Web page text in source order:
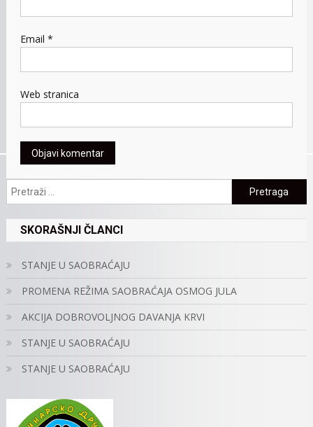
Email *
Web stranica
Pretraga:
SKORAŠNJI ČLANCI
STANJE U SAOBRAĆAJU
PROMENA REŽIMA SAOBRAĆAJA OSMOG JULA
AKCIJA DOBROVOLJNOG DAVANJA KRVI
STANJE U SAOBRAĆAJU
STANJE U SAOBRAĆAJU